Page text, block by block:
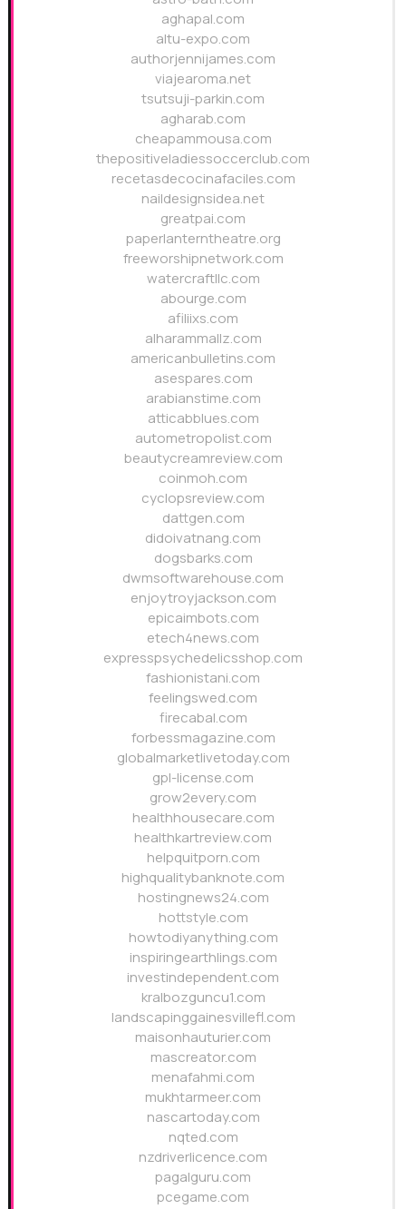
aghapal.com
altu-expo.com
authorjennijames.com
viajearoma.net
tsutsuji-parkin.com
agharab.com
cheapammousa.com
thepositiveladiessoccerclub.com
recetasdecocinafaciles.com
naildesignsidea.net
greatpai.com
paperlanterntheatre.org
freeworshipnetwork.com
watercraftllc.com
abourge.com
afiliixs.com
alharammallz.com
americanbulletins.com
asespares.com
arabianstime.com
atticabblues.com
autometropolist.com
beautycreamreview.com
coinmoh.com
cyclopsreview.com
dattgen.com
didoivatnang.com
dogsbarks.com
dwmsoftwarehouse.com
enjoytroyjackson.com
epicaimbots.com
etech4news.com
expresspsychedelicsshop.com
fashionistani.com
feelingswed.com
firecabal.com
forbessmagazine.com
globalmarketlivetoday.com
gpl-license.com
grow2every.com
healthhousecare.com
healthkartreview.com
helpquitporn.com
highqualitybanknote.com
hostingnews24.com
hottstyle.com
howtodiyanything.com
inspiringearthlings.com
investindependent.com
kralbozguncu1.com
landscapinggainesvillefl.com
maisonhauturier.com
mascreator.com
menafahmi.com
mukhtarmeer.com
nascartoday.com
nqted.com
nzdriverlicence.com
pagalguru.com
pcegame.com